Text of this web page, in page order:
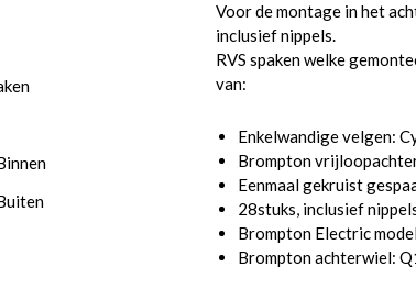
Voor de montage in het
inclusief nippels.
RVS spaken welke
van:
Enkelwandige velgen:
Brompton
Eenmaal gekruist
28stuks, inclusief
Brompton Electric
Brompton achterwiel: